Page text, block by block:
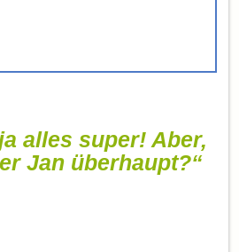
alles super! Aber,
Jan überhaupt?“